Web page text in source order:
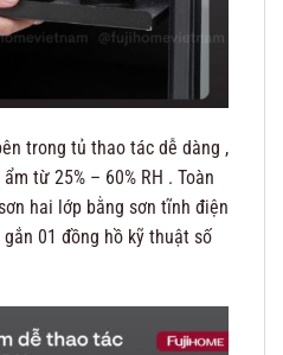
trong tủ thao tác dễ dàng ,
từ 25% – 60% RH . Toàn
hai lớp bằng sơn tĩnh điện
01 đồng hồ kỹ thuật số